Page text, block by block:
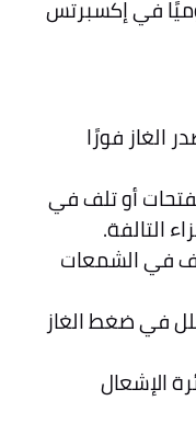
في إكسبرتس
الغاز فورًا
أو تلف في
التالفة.
في الشمعات
في ضغط الغاز
الإشعال